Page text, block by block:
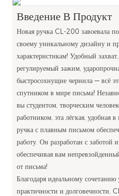
Введение В Продукт
Новая ручка CL-200 завоевала
своему уникальному дизайну и
характеристикам! Удобный
регулируемый зажим,
быстросохнущие чернила — всё
спутником в мире письма!
вы студентом, творческим
работником, эта лёгкая, удобная
ручка с плавным письмом
работу. Он разработан с заботой
обеспечивая вам
от письма!
Благодаря идеальному сочетанию
практичности и долговечности,